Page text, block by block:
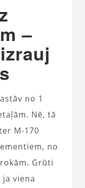
–
no 1
Nē, tā
M-170
no
Grūti
viena